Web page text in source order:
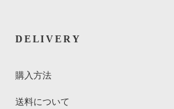
DELIVERY
購入方法
送料について